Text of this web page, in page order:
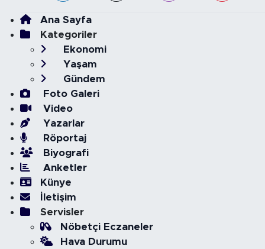
Ana Sayfa
Kategoriler
Ekonomi
Yaşam
Gündem
Foto Galeri
Video
Yazarlar
Röportaj
Biyografi
Anketler
Künye
İletişim
Servisler
Nöbetçi Eczaneler
Hava Durumu